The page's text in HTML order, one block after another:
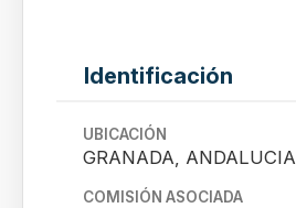
Identificación
UBICACIÓN
GRANADA, ANDALUCIA
COMISIÓN ASOCIADA